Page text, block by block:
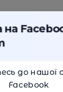
на
до нашої
Facebook